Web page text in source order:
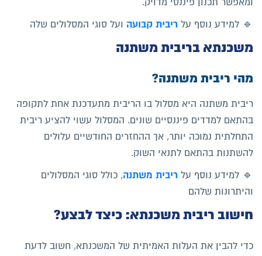
ומאפשר תכנון פיננסי מדויק.
🔹 למידע נוסף על ריבית קבועה ועל סוגי המסלולים שלה
משכנתא בריבית משתנה
מהי ריבית משתנה?
ריבית משתנה היא מסלול בו הריבית מתעדכנת אחת לתקופה
בהתאם למדדים פיננסיים שונים. המסלול עשוי להציע ריבית
התחלתית נמוכה יותר, אך ההחזרים החודשיים עלולים
להשתנות בהתאם לתנאי השוק.
🔹 למידע נוסף על ריבית משתנה, כולל סוגי המסלולים
והיתרונות שלהם
חישוב ריבית משכנתא: כיצד לבצע?
כדי להבין את העלות האמיתית של המשכנתא, חשוב לדעת